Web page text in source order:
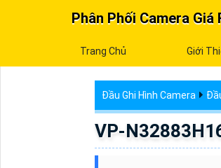
Phân Phối Camera Giá
Trang Chủ Giới
Đầu Ghi Hình Camera
VP-